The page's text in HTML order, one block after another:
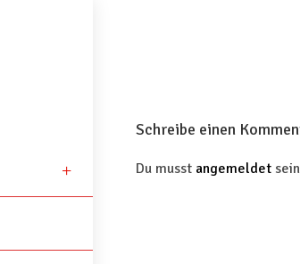
Schreibe einen
Du musst angemeldet